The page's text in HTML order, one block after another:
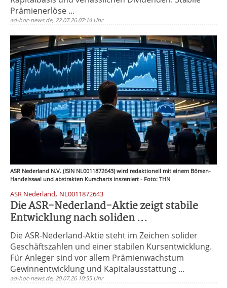
Prämienerlöse ...
ad-hoc-news.de, 22.07.26 07:14 Uhr
ASR Nederland N.V. (ISIN NL0011872643) wird redaktionell mit einem Börsen-
Handelssaal und abstrakten Kurscharts inszeniert - Foto: THN
ASR Nederland, NL0011872643
Die ASR-Nederland-Aktie zeigt stabile
Entwicklung nach soliden ...
Die ASR-Nederland-Aktie steht im Zeichen solider
Geschäftszahlen und einer stabilen Kursentwicklung.
Für Anleger sind vor allem Prämienwachstum
Gewinnentwicklung und Kapitalausstattung ...
ad-hoc-news.de, 20.07.26 10:55 Uhr